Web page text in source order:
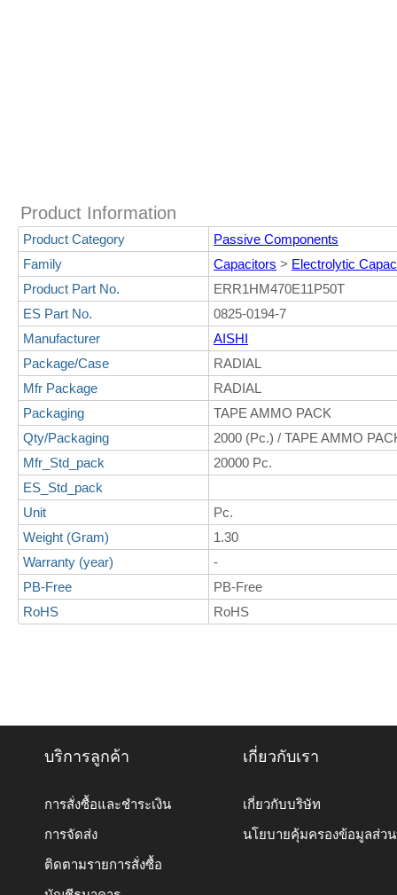
Product Information
Product Category
Passive Components
Family
Capacitors > Electrolytic
Product Part No.
ERR1HM470E11P50T
ES Part No.
0825-0194-7
Manufacturer
AISHI
Package/Case
RADIAL
Mfr Package
RADIAL
Packaging
TAPE AMMO PACK
Qty/Packaging
2000 (Pc.) / TAPE AMMO
Mfr_Std_pack
20000 Pc.
ES_Std_pack
Unit
Pc.
Weight (Gram)
1.30
Warranty (year)
-
PB-Free
PB-Free
RoHS
RoHS
บริการลูกค้า
การสั่งซื้อและชำระเงิน
การจัดส่ง
ติดตามรายการสั่งซื้อ
เกี่ยวกับเรา
เกี่ยวกับบริษัท
นโยบายคุ้มครองข้อมูลส่ว